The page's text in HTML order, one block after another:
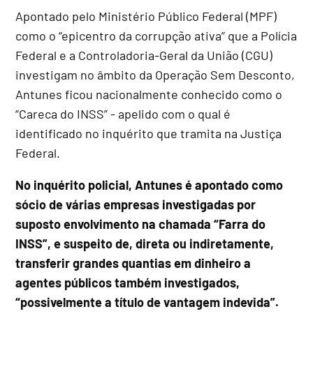
Apontado pelo Ministério Público Federal (MPF)
como o “epicentro da corrupção ativa” que a Polícia
Federal e a Controladoria-Geral da União (CGU)
investigam no âmbito da Operação Sem Desconto,
Antunes ficou nacionalmente conhecido como o
“Careca do INSS” - apelido com o qual é
identificado no inquérito que tramita na Justiça
Federal.
No inquérito policial, Antunes é apontado como
sócio de várias empresas investigadas por
suposto envolvimento na chamada “Farra do
INSS”, e suspeito de, direta ou indiretamente,
transferir grandes quantias em dinheiro a
agentes públicos também investigados,
“possivelmente a título de vantagem indevida”.